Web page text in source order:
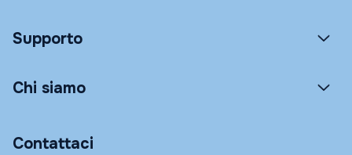
Supporto
Chi siamo
Contattaci